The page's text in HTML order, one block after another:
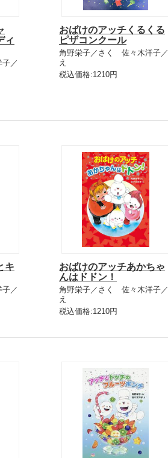
ィ
／
おばけのアッチくるくる
ピザコンクール
角野栄子／さく 佐々木洋子／
え
税込価格:1210円
キ
／
おばけのアッチあかちゃ
んはドドン！
角野栄子／さく 佐々木洋子／
え
税込価格:1210円